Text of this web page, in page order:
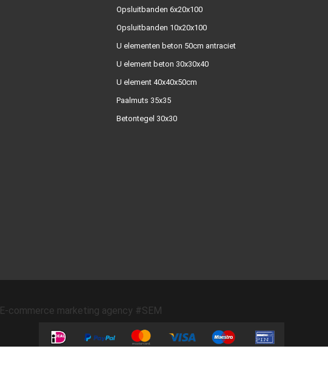
Opsluitbanden 6x20x100
Opsluitbanden 10x20x100
U elementen beton 50cm antraciet
U element beton 30x30x40
U element 40x40x50cm
Paalmuts 35x35
Betontegel 30x30
E-commerce marketing agency #SEM